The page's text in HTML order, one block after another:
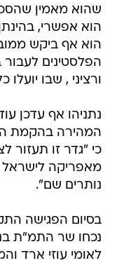
שהוא מאמין
הוא אפשרי,
הוא אף ביקש
הפלסטינים לעבור
ורציני , שבו יועלו
נתניהו אף עדכן
המהירה בהקמת
כי "גדר זו
מאפריקה לישראל
נותרים שם".
בסיום הפגישה
נכחו שר התמ"ת
לאומי עוזי ארד